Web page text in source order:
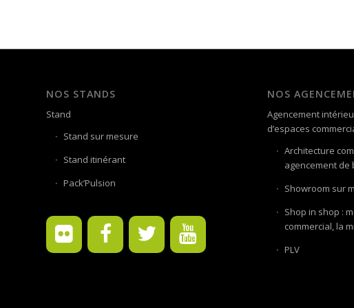
NOS STANDS
Stand
Stand sur mesure
Stand itinérant
Pack’Pulsion
NOS
Agencement
d’espaces
Architecture
agencement de
Showroom sur
Shop in shop :
commercial, la
PLV